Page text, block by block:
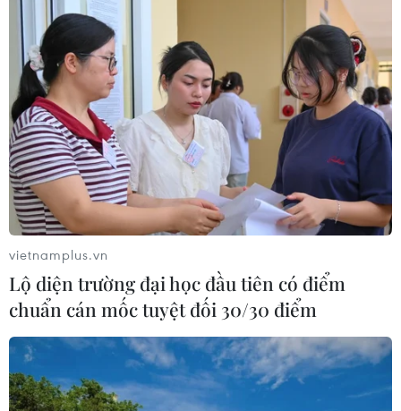
vietnamplus.vn
Lộ diện trường đại học đầu tiên có điểm
chuẩn cán mốc tuyệt đối 30/30 điểm